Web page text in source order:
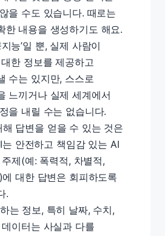
을 수도 있습니다. 때로는
한 내용을 생성하기도 해요.
능’일 뿐, 실제 사람이
한 정보를 제공하고
수는 있지만, 스스로
느끼거나 실제 세계에서
을 내릴 수는 없습니다.
답변을 얻을 수 있는 것은
안전하고 책임감 있는 AI
제(예: 폭력적, 차별적,
대한 답변은 회피하도록
.
는 정보, 특히 날짜, 수치,
이터는 사실과 다를